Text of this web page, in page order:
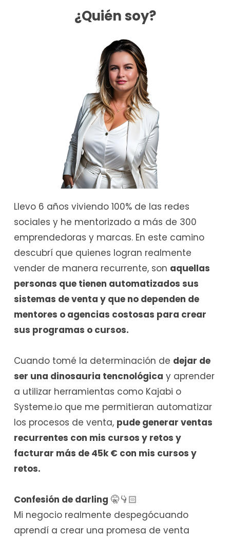
¿Quién soy?
Llevo 6 años viviendo 100% de las redes
sociales y he mentorizado a más de 300
emprendedoras y marcas. En este camino
descubrí que quienes logran realmente
vender de manera recurrente, son aquellas
personas que tienen automatizados sus
sistemas de venta y que no dependen de
mentores o agencias costosas para crear
sus programas o cursos.
Cuando tomé la determinación de dejar de
ser una dinosauria tencnológica y aprender
a utilizar herramientas como Kajabi o
Systeme.io que me permitieran automatizar
los procesos de venta, pude generar ventas
recurrentes con mis cursos y retos y
facturar más de 45k € con mis cursos y
retos.
Confesión de darling 🤫👇🏻
Mi negocio realmente despegócuando
aprendí a crear una promesa de venta